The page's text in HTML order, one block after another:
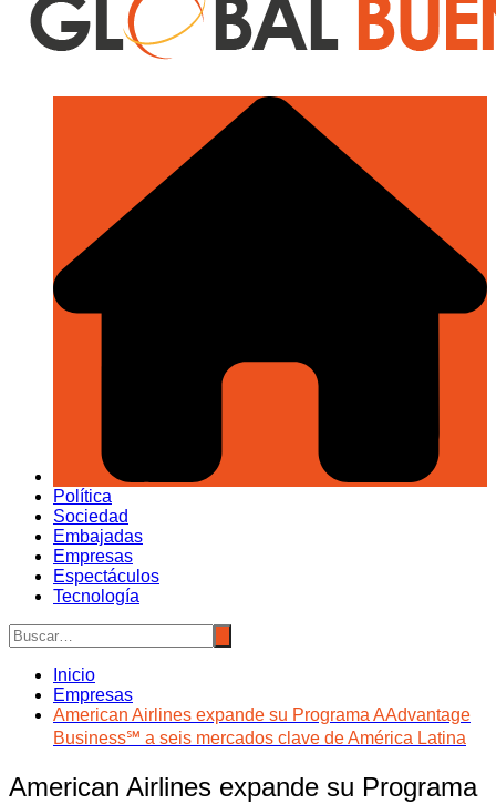
Política
Sociedad
Embajadas
Empresas
Espectáculos
Tecnología
Inicio
Empresas
American Airlines expande su Programa AAdvantage
Business℠ a seis mercados clave de América Latina
American Airlines expande su Programa